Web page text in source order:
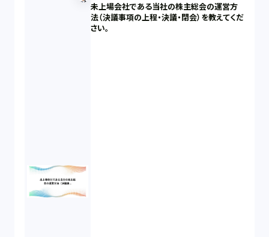
未上場会社である当社の株主総会の運営方
法（決議事項の上程・決議・閉会）を教えてくだ
さい。